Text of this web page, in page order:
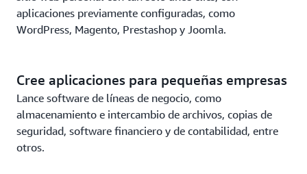
aplicaciones previamente configuradas, como
WordPress, Magento, Prestashop y Joomla.
Cree aplicaciones para pequeñas empresas
Lance software de líneas de negocio, como
almacenamiento e intercambio de archivos, copias de
seguridad, software financiero y de contabilidad, entre
otros.